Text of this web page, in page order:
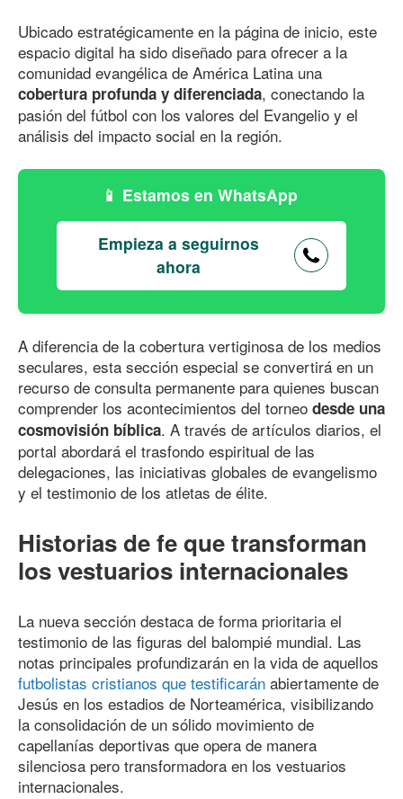
Ubicado estratégicamente en la página de inicio, este
espacio digital ha sido diseñado para ofrecer a la
comunidad evangélica de América Latina una
cobertura profunda y diferenciada, conectando la
pasión del fútbol con los valores del Evangelio y el
análisis del impacto social en la región.
Estamos en WhatsApp
Empieza a seguirnos
ahora
A diferencia de la cobertura vertiginosa de los medios
seculares, esta sección especial se convertirá en un
recurso de consulta permanente para quienes buscan
comprender los acontecimientos del torneo desde una
cosmovisión bíblica. A través de artículos diarios, el
portal abordará el trasfondo espiritual de las
delegaciones, las iniciativas globales de evangelismo
y el testimonio de los atletas de élite.
Historias de fe que transforman
los vestuarios internacionales
La nueva sección destaca de forma prioritaria el
testimonio de las figuras del balompié mundial. Las
notas principales profundizarán en la vida de aquellos
futbolistas cristianos que testificarán abiertamente de
Jesús en los estadios de Norteamérica, visibilizando
la consolidación de un sólido movimiento de
capellanías deportivas que opera de manera
silenciosa pero transformadora en los vestuarios
internacionales.